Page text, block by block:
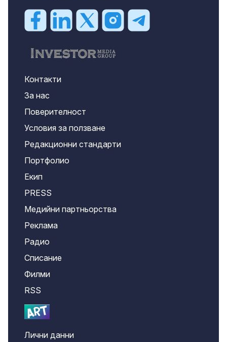
Контакти
За нас
Поверителност
Условия за ползване
Редакционни стандарти
Портфолио
Екип
PRESS
Медийни партньорства
Реклама
Радио
Списание
Филми
RSS
Лични данни